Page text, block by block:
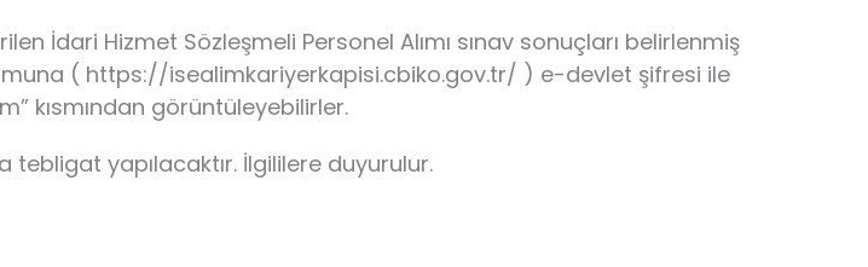
İdari Hizmet Sözleşmeli Personel Alımı sınav sonuçları belirlenmiş
( https://isealimkariyerkapisi.cbiko.gov.tr/ ) e-devlet şifresi ile
kısmından görüntüleyebilirler.
tebligat yapılacaktır. İlgililere duyurulur.